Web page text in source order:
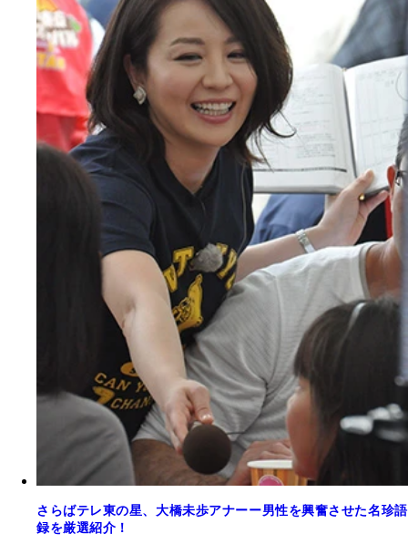
さらばテレ東の星、大橋未歩アナーー男性を興奮させた名珍語
録を厳選紹介！